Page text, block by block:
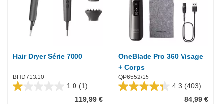
Hair Dryer Série 7000
BHD713/10
1.0 (1)
1.0
119,99 €
OneBlade Pro 360 Visage
+ Corps
QP6552/15
4.3 (403)
4.3
84,99 €